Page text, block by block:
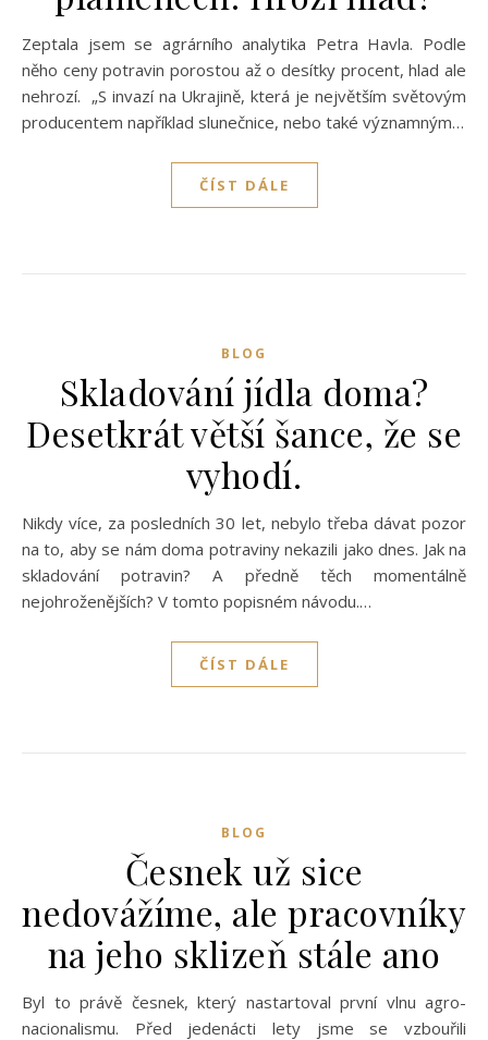
Zeptala jsem se agrárního analytika Petra Havla. Podle
něho ceny potravin porostou až o desítky procent, hlad ale
nehrozí. „S invazí na Ukrajině, která je největším světovým
producentem například slunečnice, nebo také významným…
ČÍST DÁLE
BLOG
Skladování jídla doma?
Desetkrát větší šance, že se
vyhodí.
Nikdy více, za posledních 30 let, nebylo třeba dávat pozor
na to, aby se nám doma potraviny nekazili jako dnes. Jak na
skladování potravin? A předně těch momentálně
nejohroženějších? V tomto popisném návodu.…
ČÍST DÁLE
BLOG
Česnek už sice
nedovážíme, ale pracovníky
na jeho sklizeň stále ano
Byl to právě česnek, který nastartoval první vlnu agro-
nacionalismu. Před jedenácti lety jsme se vzbouřili